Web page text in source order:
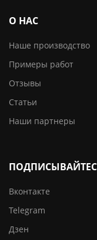
О НАС
Наше производство
Примеры работ
Отзывы
Статьи
Наши партнеры
Вконтакте
Telegram
Дзен